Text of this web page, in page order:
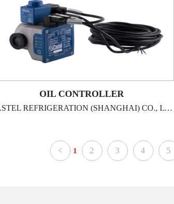
OIL CONTROLLER
CASTEL REFRIGERATION (SHANGHAI) CO., LTD
< 1 2 3 4 5